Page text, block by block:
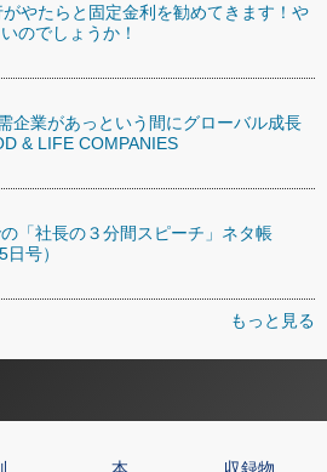
やたらと固定金利を勧めてきます！や
のでしょうか！
企業があっという間にグローバル成長
& LIFE COMPANIES
「社長の３分間スピーチ」ネタ帳
日号）
もっと見る
本 収録物